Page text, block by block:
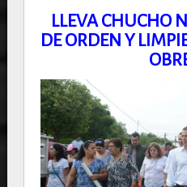
LLEVA CHUCHO
DE ORDEN Y